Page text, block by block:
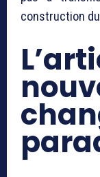
construction